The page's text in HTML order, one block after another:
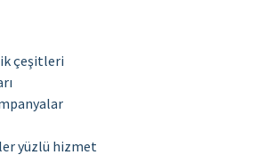
çeşitleri
yüzlü hizmet